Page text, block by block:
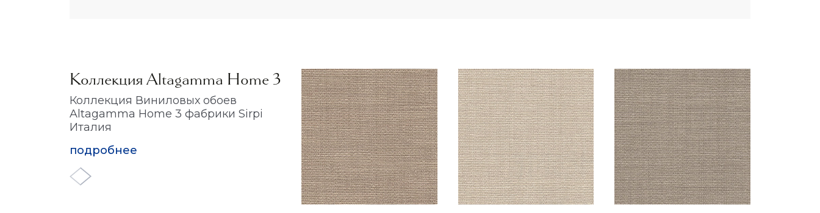
Коллекция Altagamma Home 3
Коллекция Виниловых обоев
Altagamma Home 3 фабрики Sirpi
Италия
подробнее